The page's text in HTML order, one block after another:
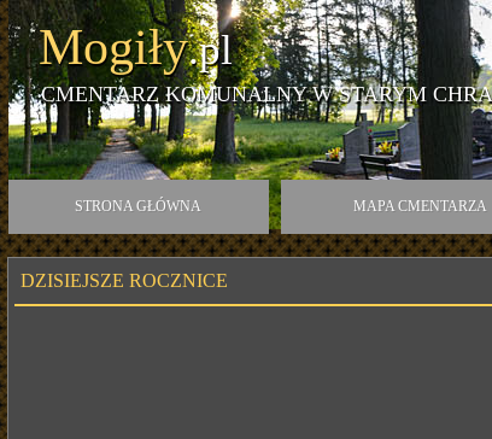
Mogiły.pl
CMENTARZ KOMUNALNY W STARYM
STRONA GŁÓWNA MAPA CMENTARZA
DZISIEJSZE ROCZNICE